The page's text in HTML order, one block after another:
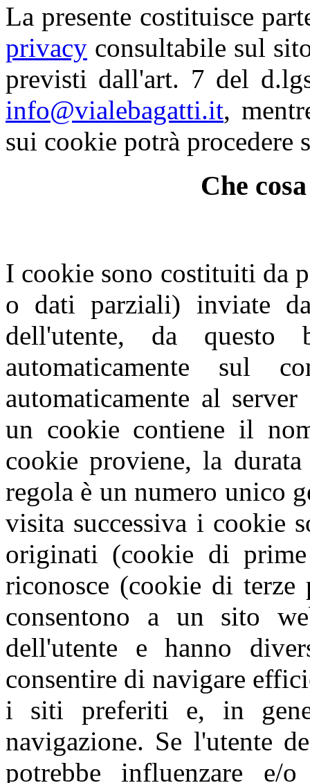
La presente costituisce
privacy consultabile sul
previsti dall'art. 7 del
info@vialebagatti.it,
sui cookie potrà procedere
Che
I cookie sono costituiti da
o dati parziali) inviate
dell'utente, da questo
automaticamente sul
automaticamente al
un cookie contiene il
cookie proviene, la
regola è un numero unico
visita successiva i cookie
originati (cookie di
riconosce (cookie di
consentono a un sito
dell'utente e hanno
consentire di navigare
i siti preferiti e, in
navigazione. Se l'utente
potrebbe influenzare e/